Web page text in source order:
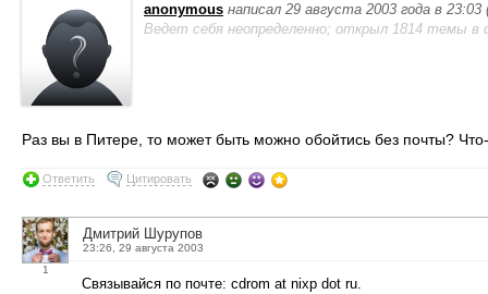
anonymous написал 29 августа 2003 года в
Ведет себя неопределенно; открыл 1814 темы
Раз вы в Питере, то может быть можно обойтись без почты?
Ответить Цитировать
1
Дмитрий Шурупов
23:26, 29 августа 2003
Связывайся по почте: cdrom at nixp dot ru.